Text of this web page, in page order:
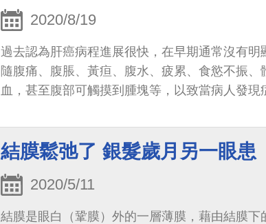
2020/8/19
過去認為肝癌病程進展很快，在早期通常沒有明
隨腹痛、腹脹、黃疸、腹水、疲累、食慾不振、
血，甚至腹部可觸摸到腫塊等，以致當病人發現
結膜鬆弛了 銀髮歲月另一眼患
2020/5/11
結膜是眼白（鞏膜）外的一層薄膜，藉由結膜下